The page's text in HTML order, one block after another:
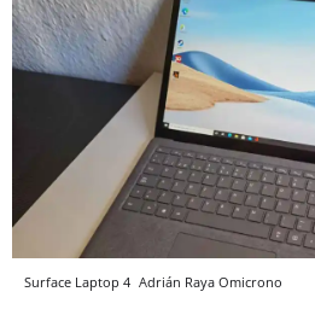
Surface Laptop 4 Adrián Raya Omicrono